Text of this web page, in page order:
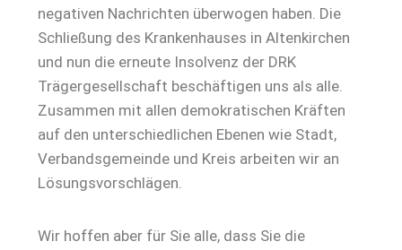
negativen Nachrichten überwogen haben. Die
Schließung des Krankenhauses in Altenkirchen
und nun die erneute Insolvenz der DRK
Trägergesellschaft beschäftigen uns als alle.
Zusammen mit allen demokratischen Kräften
auf den unterschiedlichen Ebenen wie Stadt,
Verbandsgemeinde und Kreis arbeiten wir an
Lösungsvorschlägen.
Wir hoffen aber für Sie alle, dass Sie die